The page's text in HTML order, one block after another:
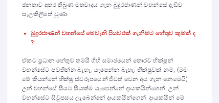
ජනතාව අතර තිබුණ මතවාදය ගැන බුදුරජාණන් වහන්සේ දැඩිව
සැලකිලිමත් වුණා.
බුදුරජාණන් වහන්සේ මෙවැනි පියවරක් ගැනීමට හේතුව කුමක් ද
?
ඒකට ප්‍රධාන හේතුව තමයි ගිහි සමාජයෙන් තොරව භික්ෂූන්
වහන්සේට පවතින්න බැහැ, යැපෙන්න බැහැ. භික්ෂුවක් නම්, (මම
මේ කියන්නේ භික්ෂු ස්වරූපයෙන් ජීවත් වෙන අය ගැන නෙමෙයි)
උන් වහන්සේ සීයට සීයක්ම යැපෙන්නේ දායකයින්ගෙන්. උන්
වහන්සේට සිවුපසය ලැබෙන්නේ දායකයින්ගෙන්. දායකයින් මේ